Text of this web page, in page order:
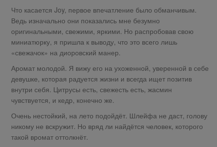
Что касается Joy, первое впечатление было обманчивым.
Ведь изначально они показались мне безумно
оригинальными, свежими, яркими. Но распробовав свою
миниатюрку, я пришла к выводу, что это всего лишь
«свежачок» на диоровский манер.
Аромат молодой. Я вижу его на ухоженной, уверенной в себе
девушке, которая радуется жизни и всегда ищет позитив
внутри себя. Цитрусы есть, свежесть есть, жасмин
чувствуется, и кедр, конечно же.
Очень нестойкий, на лето подойдёт. Шлейфа не даст, голову
никому не вскружит. Но вряд ли найдётся человек, которого
такой вромат оттолкнёт.